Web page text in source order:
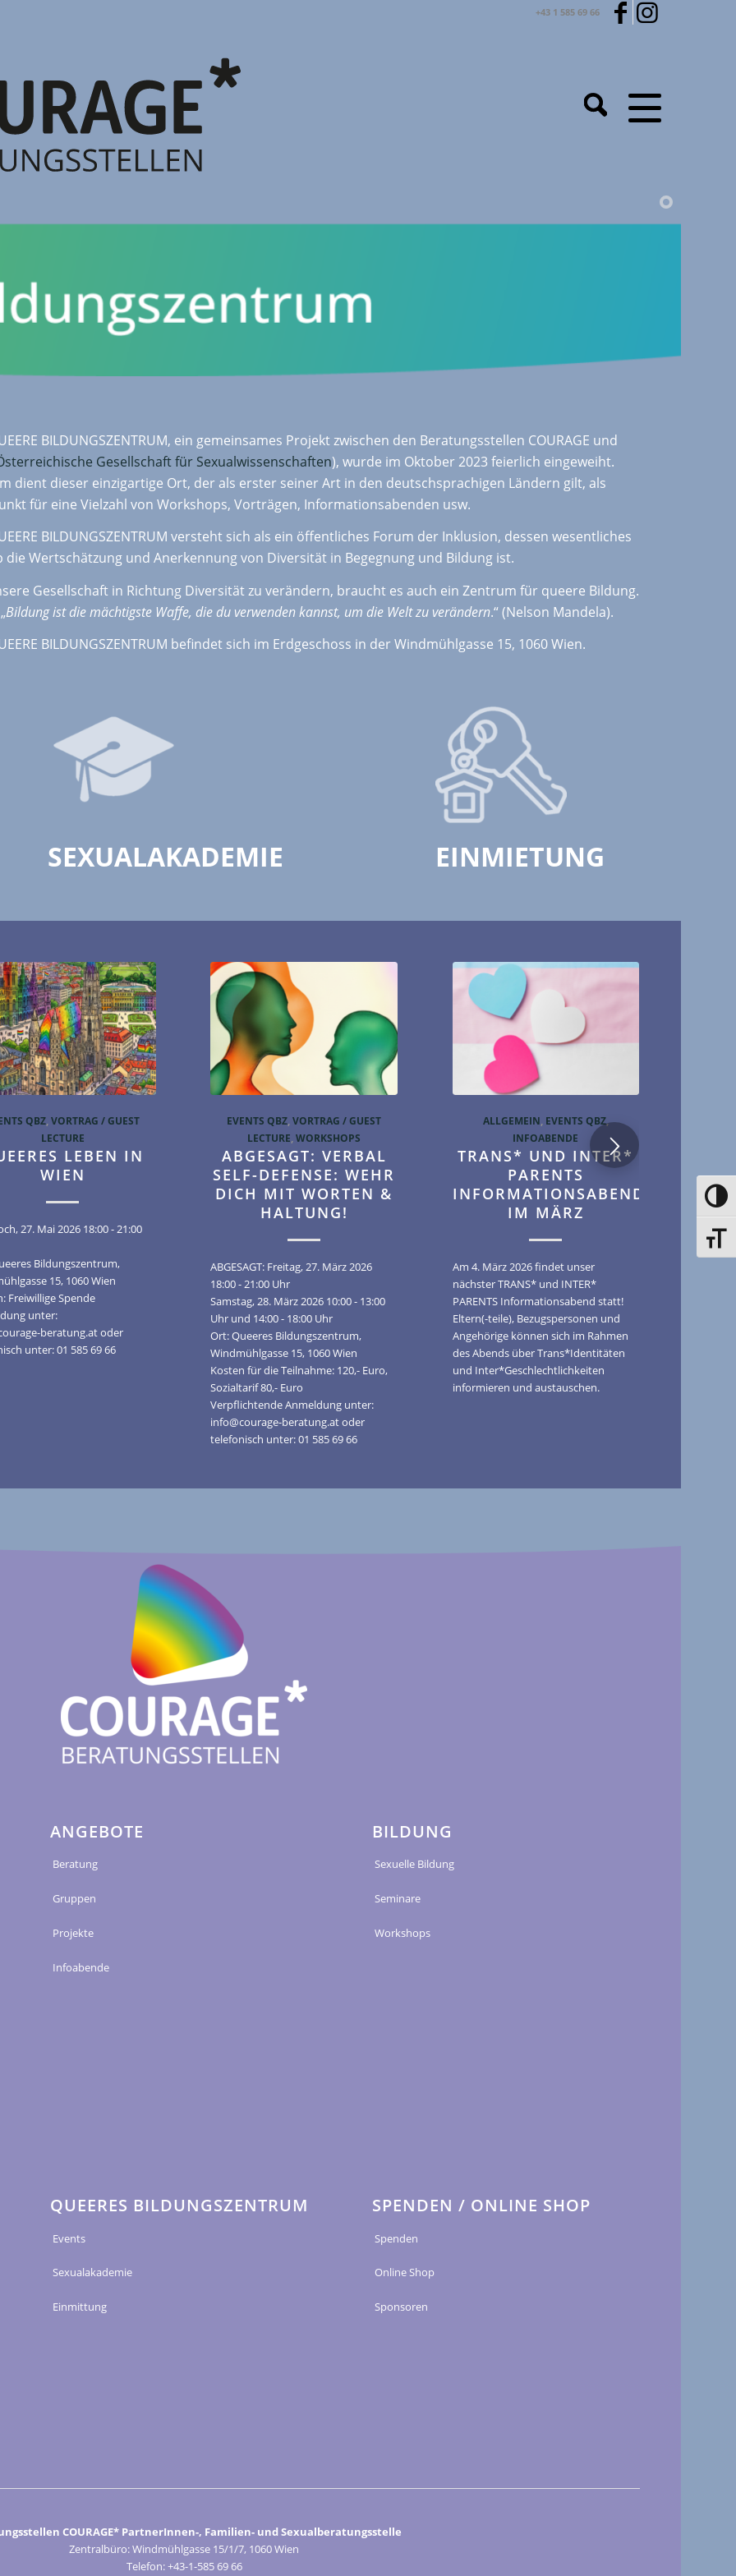
+43 1 585 69 66
BILDUNGSZENTRUM, ein gemeinsames Projekt zwischen den Beratungsstellen COURAGE und
Gesellschaft für Sexualwissenschaften), wurde im Oktober 2023 feierlich eingeweiht.
dient dieser einzigartige Ort, der als erster seiner Art in den deutschsprachigen Ländern gilt, als
für eine Vielzahl von Workshops, Vorträgen, Informationsabenden usw.
BILDUNGSZENTRUM versteht sich als ein öffentliches Forum der Inklusion, dessen wesentliches
die Wertschätzung und Anerkennung von Diversität in Begegnung und Bildung ist.
Gesellschaft in Richtung Diversität zu verändern, braucht es auch ein Zentrum für queere Bildung.
Bildung ist die mächtigste Waffe, die du verwenden kannst, um die Welt zu verändern.“ (Nelson Mandela).
BILDUNGSZENTRUM befindet sich im Erdgeschoss in der Windmühlgasse 15, 1060 Wien.
SEXUALAKADEMIE EINMIETUNG
QBZ ,VORTRAG / GUEST
LECTURE
LEBEN IN
WIEN
27. Mai 2026 18:00 - 21:00
Bildungszentrum,
15, 1060 Wien
Freiwillige Spende
unter:
beratung.at oder
unter: 01 585 69 66
EVENTS QBZ ,VORTRAG / GUEST
LECTURE ,WORKSHOPS
ABGESAGT: VERBAL
SELF-DEFENSE: WEHR
DICH MIT WORTEN &
HALTUNG!
ABGESAGT: Freitag, 27. März 2026
18:00 - 21:00 Uhr
Samstag, 28. März 2026 10:00 - 13:00
Uhr und 14:00 - 18:00 Uhr
Ort: Queeres Bildungszentrum,
Windmühlgasse 15, 1060 Wien
Kosten für die Teilnahme: 120,- Euro,
Sozialtarif 80,- Euro
Verpflichtende Anmeldung unter:
info@courage-beratung.at oder
telefonisch unter: 01 585 69 66
ALLGEMEIN EVENTS QBZ,
INFOABENDE
TRANS* UND INTER*
PARENTS
INFORMATIONSABEND
IM MÄRZ
Am 4. März 2026 findet unser
nächster TRANS* und INTER*
PARENTS Informationsabend statt!
Eltern(-teile), Bezugspersonen und
Angehörige können sich im Rahmen
des Abends über Trans*Identitäten
und Inter*Geschlechtlichkeiten
informieren und austauschen.
ANGEBOTE
Beratung
Gruppen
Projekte
Infoabende
BILDUNG
Sexuelle Bildung
Seminare
Workshops
QUEERES BILDUNGSZENTRUM
Events
Sexualakademie
Einmittung
SPENDEN / ONLINE SHOP
Spenden
Online Shop
Sponsoren
COURAGE* PartnerInnen-, Familien- und Sexualberatungsstelle
Zentralbüro: Windmühlgasse 15/1/7, 1060 Wien
Telefon: +43-1-585 69 66